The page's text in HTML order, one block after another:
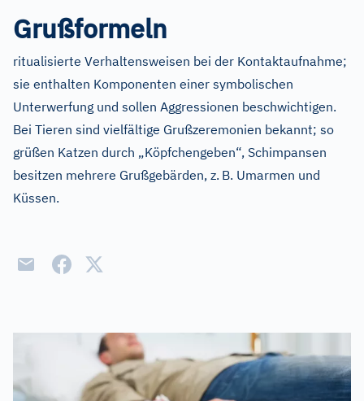
Grußformeln
ritualisierte Verhaltensweisen bei der Kontaktaufnahme;
sie enthalten Komponenten einer symbolischen
Unterwerfung und sollen Aggressionen beschwichtigen.
Bei Tieren sind vielfältige Grußzeremonien bekannt; so
grüßen Katzen durch „Köpfchengeben“, Schimpansen
besitzen mehrere Grußgebärden, z. B. Umarmen und
Küssen.